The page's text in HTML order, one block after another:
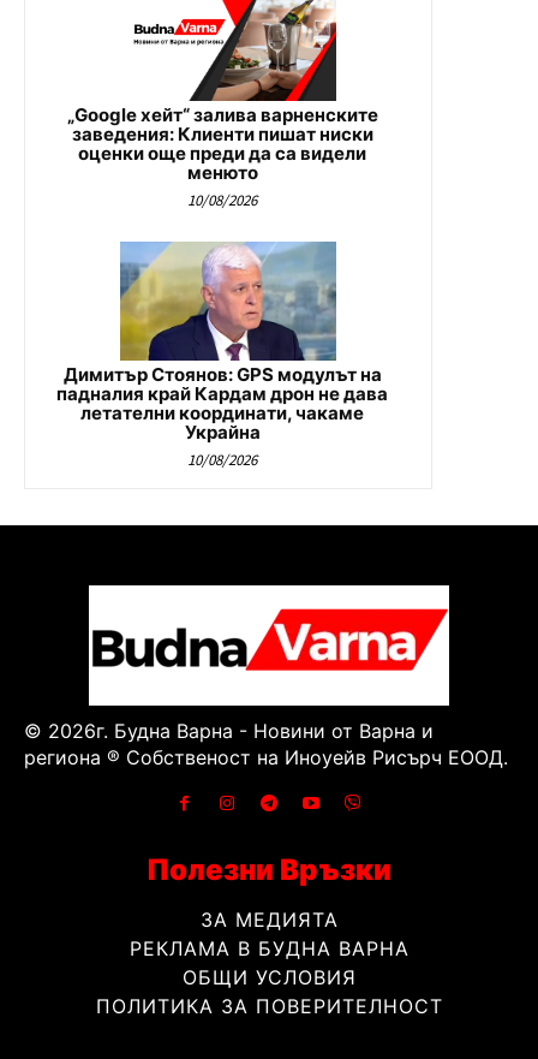
„Google хейт“ залива варненските
заведения: Клиенти пишат ниски
оценки още преди да са видели
менюто
10/08/2026
Димитър Стоянов: GPS модулът на
падналия край Кардам дрон не дава
летателни координати, чакаме
Украйна
10/08/2026
© 2026г. Будна Варна - Новини от Варна и
региона ® Собственост на Иноуейв Рисърч ЕООД.
Полезни Връзки
ЗА МЕДИЯТА
РЕКЛАМА В БУДНА ВАРНА
ОБЩИ УСЛОВИЯ
ПОЛИТИКА ЗА ПОВЕРИТЕЛНОСТ